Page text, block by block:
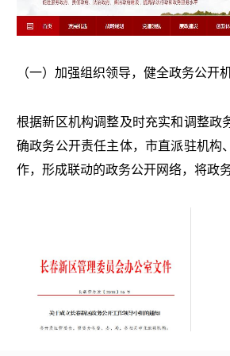
（一）加强组织领导，健全政务公开
根据新区机构调整及时充实和调整政
确政务公开责任主体，市直派驻机构
作，形成联动的政务公开网络，将政